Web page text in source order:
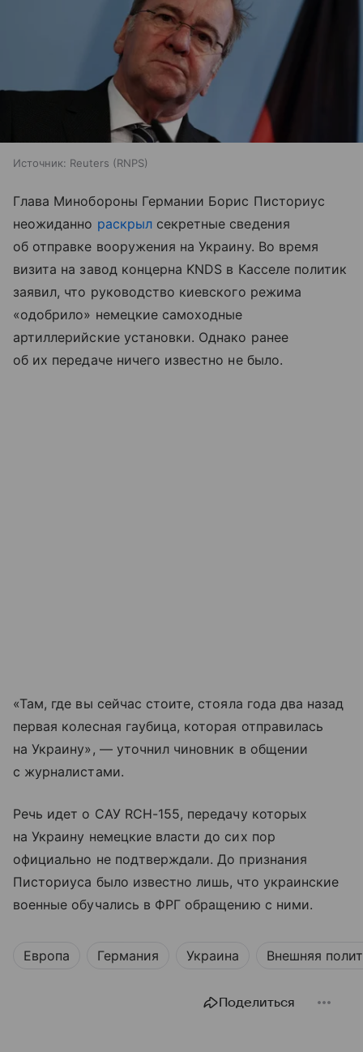
Источник: Reuters (RNPS)
Глава Минобороны Германии Борис Писториус
неожиданно раскрылсекретные сведения
об отправке вооружения на Украину. Во время
визита на завод концерна KNDS в Касселе политик
заявил, что руководство киевского режима
«одобрило» немецкие самоходные
артиллерийские установки. Однако ранее
об их передаче ничего известно не было.
«Там, где вы сейчас стоите, стояла года два назад
первая колесная гаубица, которая отправилась
на Украину», — уточнил чиновник в общении
с журналистами.
Речь идет о САУ RCH-155, передачу которых
на Украину немецкие власти до сих пор
официально не подтверждали. До признания
Писториуса было известно лишь, что украинские
военные обучались в ФРГ обращению с ними.
Европа Германия Украина Внешняя
Поделиться